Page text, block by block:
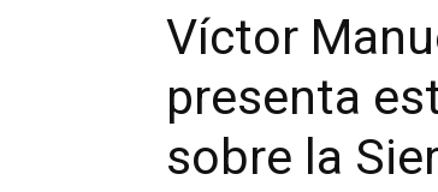
Víctor
presenta
sobre la